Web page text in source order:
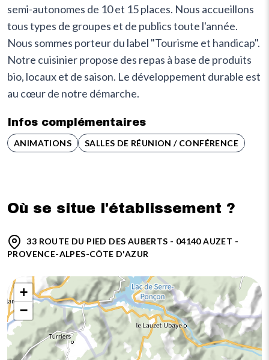
semi-autonomes de 10 et 15 places. Nous accueillons
tous types de groupes et de publics toute l'année.
Nous sommes porteur du label "Tourisme et handicap".
Notre cuisinier propose des repas à base de produits
bio, locaux et de saison. Le développement durable est
au cœur de notre démarche.
Infos complémentaires
ANIMATIONS SALLES DE RÉUNION / CONFÉRENCE
Où se situe l'établissement ?
33 ROUTE DU PIED DES AUBERTS - 04140 AUZET -
PROVENCE-ALPES-CÔTE D'AZUR
+
−